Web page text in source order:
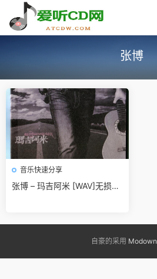
张博
音乐快速分享
张博 – 玛吉阿米 [WAV]无损免
自豪的采用 Modown